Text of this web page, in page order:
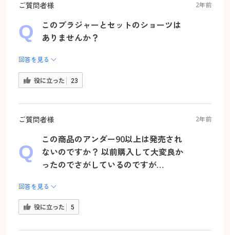
ご質問者様 2年前
このブラジャーとセットのショーツは
ありませんか？
回答を見る
役に立った 23
ご質問者様 2年前
この商品のアンダー90以上は発売され
ないのですか？ 以前購入して大変良か
ったのでさがしているのですが…
回答を見る
役に立った 5